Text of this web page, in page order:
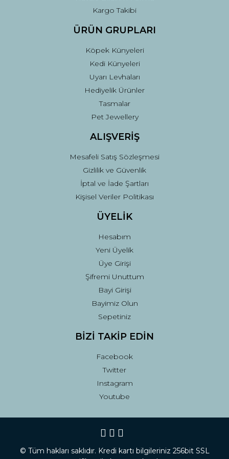
Kargo Takibi
ÜRÜN GRUPLARI
Köpek Künyeleri
Kedi Künyeleri
Uyarı Levhaları
Hediyelik Ürünler
Tasmalar
Pet Jewellery
ALIŞVERİŞ
Mesafeli Satış Sözleşmesi
Gizlilik ve Güvenlik
İptal ve İade Şartları
Kişisel Veriler Politikası
ÜYELİK
Hesabım
Yeni Üyelik
Üye Girişi
Şifremi Unuttum
Bayi Girişi
Bayimiz Olun
Sepetiniz
BİZİ TAKİP EDİN
Facebook
Twitter
Instagram
Youtube
© Tüm hakları saklıdır. Kredi kartı bilgileriniz 256bit SSL